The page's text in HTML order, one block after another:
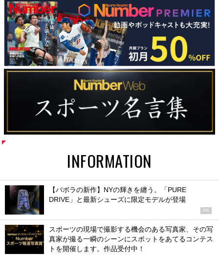
INFORMATION
【バボラの新作】NYの輝きを纏う。「PURE
DRIVE」と最新シューズに限定モデルが登場
PR
スポーツの現場で撮影する機会のある写真家、その写
真家が撮る一瞬のシーンにスポットをあてるコンテス
トを開催します。作品受付中！